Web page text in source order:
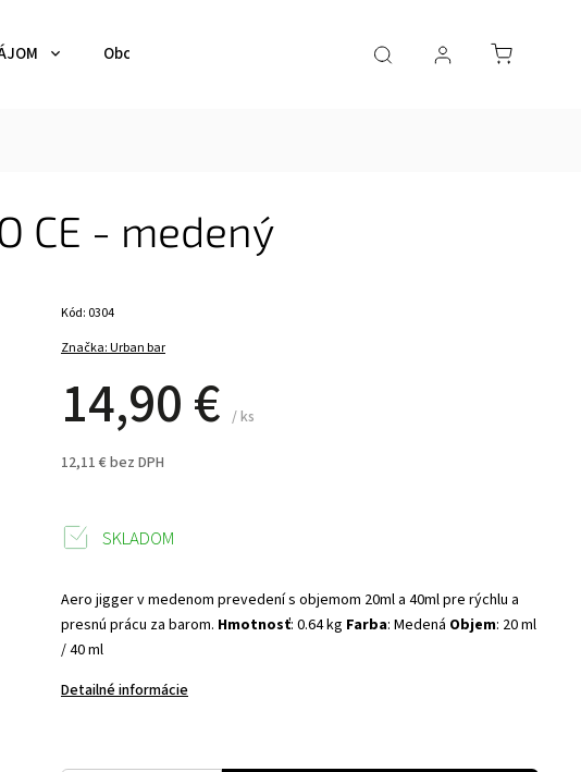
Obchodné podmienky Kontaktujte nás
CE - medený
Značka:Urban bar
14,90 € / ks
12,11 € bez DPH
Kód: 0304
Aero jigger v medenom prevedení s objemom 20ml a 40ml pre rýchlu a
presnú prácu za barom. Hmotnosť: 0.64 kg Farba: Medená Objem: 20 ml
/ 40 ml
Detailné informácie
SKLADOM